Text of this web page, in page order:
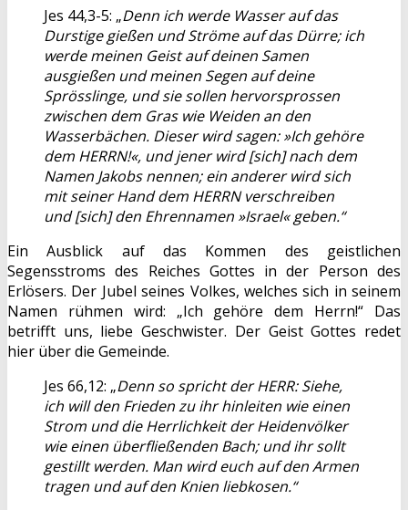
Jes 44,3-5: „Denn ich werde Wasser auf das
Durstige gießen und Ströme auf das Dürre; ich
werde meinen Geist auf deinen Samen
ausgießen und meinen Segen auf deine
Sprösslinge, und sie sollen hervorsprossen
zwischen dem Gras wie Weiden an den
Wasserbächen. Dieser wird sagen: »Ich gehöre
dem HERRN!«, und jener wird [sich] nach dem
Namen Jakobs nennen; ein anderer wird sich
mit seiner Hand dem HERRN verschreiben
und [sich] den Ehrennamen »Israel« geben.“
Ein Ausblick auf das Kommen des geistlichen
Segensstroms des Reiches Gottes in der Person des
Erlösers. Der Jubel seines Volkes, welches sich in seinem
Namen rühmen wird: „Ich gehöre dem Herrn!“ Das
betrifft uns, liebe Geschwister. Der Geist Gottes redet
hier über die Gemeinde.
Jes 66,12: „Denn so spricht der HERR: Siehe,
ich will den Frieden zu ihr hinleiten wie einen
Strom und die Herrlichkeit der Heidenvölker
wie einen überfließenden Bach; und ihr sollt
gestillt werden. Man wird euch auf den Armen
tragen und auf den Knien liebkosen.“